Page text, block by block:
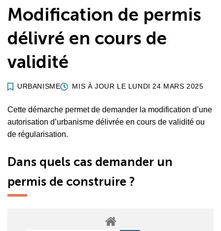
Modification de permis
délivré en cours de
validité
URBANISME MIS À JOUR LE LUNDI 24 MARS 2025
Cette démarche permet de demander la modification d’une
autorisation d’urbanisme délivrée en cours de validité ou
de régularisation.
Dans quels cas demander un
permis de construire ?